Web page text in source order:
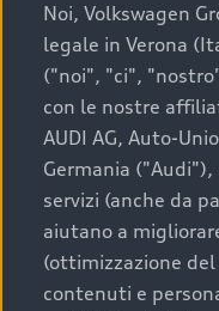
A breve verrai
Audi Center o
che ti supporterà
La qualità
un’auto
Noi, Volkswagen
legale in Verona
("noi", "ci",
con le nostre
AUDI AG, Auto-
Germania
servizi (anche da
aiutano a
(ottimizzazione
contenuti e